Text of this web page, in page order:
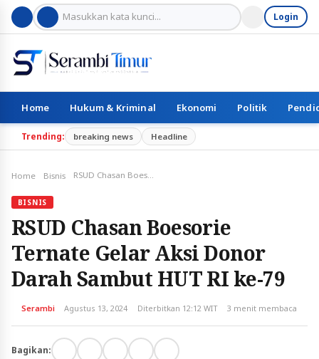
Login
Home Hukum & Kriminal Ekonomi Politik
Trending: breaking news Headline
Home Bisnis RSUD Chasan Boesorie Ternate Gelar Aksi Donor Darah Sambut HUT RI ke-79
BISNIS
RSUD Chasan Boesorie
Ternate Gelar Aksi Donor
Darah Sambut HUT RI ke-79
Serambi Agustus 13, 2024 Diterbitkan 12:12 WIT 3 menit membaca
Bagikan: